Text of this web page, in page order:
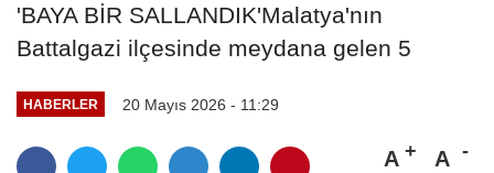
'BAYA BİR SALLANDIK'Malatya'nın
Battalgazi ilçesinde meydana gelen 5
HABERLER 20 Mayıs 2026 - 11:29
A A